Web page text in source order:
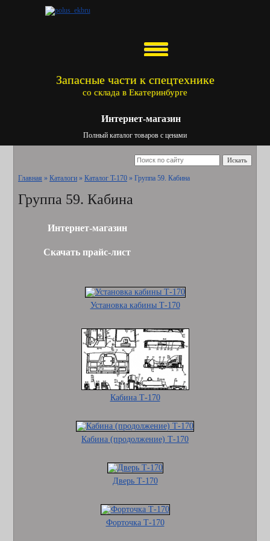
Запасные части к спецтехнике
со склада в Екатеринбурге
Интернет-магазин
Полный каталог товаров с ценами
Искать
Главная » Каталоги » Каталог T-170 » Группа 59. Кабина
Группа 59. Кабина
Интернет-магазин
Скачать прайс-лист
Установка кабины Т-170
Кабина Т-170
Кабина (продолжение) Т-170
Дверь Т-170
Форточка Т-170